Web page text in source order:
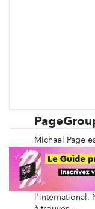
Michael Page
spécialisé
recrutement
transition,
des
l'international.